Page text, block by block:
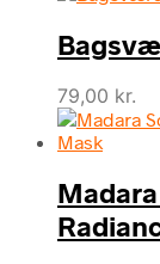
79,00 kr.